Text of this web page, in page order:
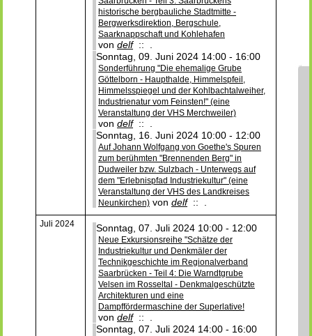
historische bergbauliche Stadtmitte -
Bergwerksdirektion, Bergschule,
Saarknappschaft und Kohlehafen
von delf:: .
Sonntag, 09. Juni 2024 14:00 - 16:00
Sonderführung "Die ehemalige Grube
Göttelborn - Haupthalde, Himmelspfeil,
Himmelsspiegel und der Kohlbachtalweiher,
Industrienatur vom Feinsten!" (eine
Veranstaltung der VHS Merchweiler)
von delf:: .
Sonntag, 16. Juni 2024 10:00 - 12:00
Auf Johann Wolfgang von Goethe's Spuren
zum berühmten "Brennenden Berg" in
Dudweiler bzw. Sulzbach - Unterwegs auf
dem "Erlebnispfad Industriekultur" (eine
Veranstaltung der VHS des Landkreises
Neunkirchen) von delf:: .
Juli 2024 Sonntag, 07. Juli 2024 10:00 - 12:00
Neue Exkursionsreihe "Schätze der
Industriekultur und Denkmäler der
Technikgeschichte im Regionalverband
Saarbrücken - Teil 4: Die Warndtgrube
Velsen im Rosseltal - Denkmalgeschützte
Architekturen und eine
Dampffördermaschine der Superlative!
von delf:: .
Sonntag, 07. Juli 2024 14:00 - 16:00